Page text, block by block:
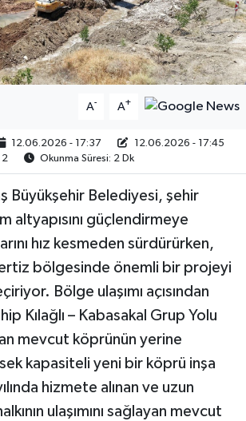
A- A+
12.06.2026 - 17:37
12.06.2026 - 17:45
2
Okunma Süresi: 2 Dk
Büyükşehir Belediyesi, şehir
altyapısını güçlendirmeye
hız kesmeden sürdürürken,
bölgesinde önemli bir projeyi
Bölge ulaşımı açısından
Kılağlı – Kabasakal Grup Yolu
mevcut köprünün yerine
kapasiteli yeni bir köprü inşa
hizmete alınan ve uzun
ulaşımını sağlayan mevcut